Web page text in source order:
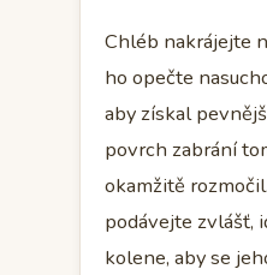
Chléb nakrájejte
ho opečte
aby získal
povrch zabrání
okamžitě
podávejte zvlášť,
kolene, aby se